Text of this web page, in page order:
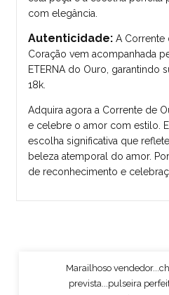
com elegância.
Autenticidade: A Corrente
Coração vem acompanhada
ETERNA do Ouro, garantindo
18k.
Adquira agora a Corrente de
e celebre o amor com estilo.
escolha significativa que
beleza atemporal do amor.
de reconhecimento e
Marailhoso
prevista...pulseira